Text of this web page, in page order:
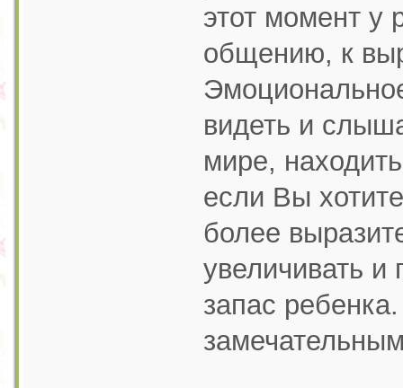
этот момент у
общению, к
видеть и
мире,
если Вы
более
увеличивать и
запас